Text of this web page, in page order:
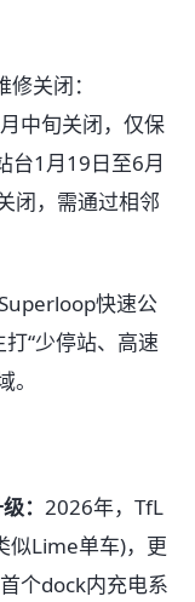
关闭：
中旬关闭，仅保
台1月19日至6月
闭，需通过相邻
快速公
“少停站、高速
： 2026年，TfL
似Lime单车)，更
个dock内充电系